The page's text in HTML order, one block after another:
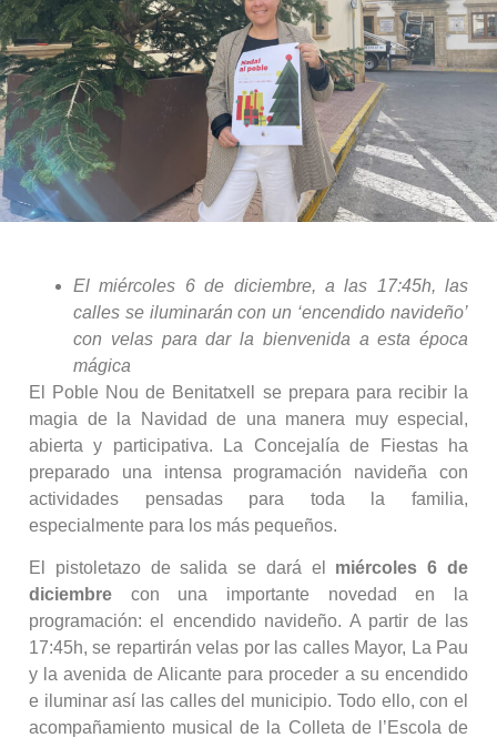
El miércoles 6 de diciembre, a las 17:45h, las
calles se iluminarán con un ‘encendido navideño’
con velas para dar la bienvenida a esta época
mágica
El Poble Nou de Benitatxell se prepara para recibir la
magia de la Navidad de una manera muy especial,
abierta y participativa. La Concejalía de Fiestas ha
preparado una intensa programación navideña con
actividades pensadas para toda la familia,
especialmente para los más pequeños.
El pistoletazo de salida se dará el miércoles 6 de
diciembre con una importante novedad en la
programación: el encendido navideño. A partir de las
17:45h, se repartirán velas por las calles Mayor, La Pau
y la avenida de Alicante para proceder a su encendido
e iluminar así las calles del municipio. Todo ello, con el
acompañamiento musical de la Colleta de l’Escola de